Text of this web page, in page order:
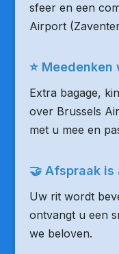
sfeer en een
Airport
⭐
Extra bagage,
over Brussels
met u mee en
🤝 Afspraak is
Uw rit wordt
ontvangt u een
we beloven.